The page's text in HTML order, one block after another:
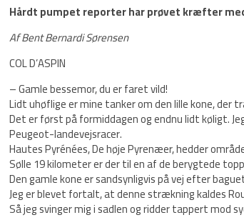
Hårdt pumpet reporter har prøvet kræfter
Af Bent Bernardi Sørensen
COL D’ASPIN
– Gamle bessemor, du er faret vild!
Lidt uhøflige er mine tanker om den lille kone, der
Det er først på formiddagen og endnu lidt køligt.
Peugeot-landevejsracer.
Hautes Pyrénées, De høje Pyrenæer, hedder
Sølle 19 kilometer er der til en af de berygtede
Den gamle kone er sandsynligvis på vej efter
Jeg er blevet fortalt, at denne strækning kaldes
Så jeg svinger mig i sadlen og ridder tappert mod